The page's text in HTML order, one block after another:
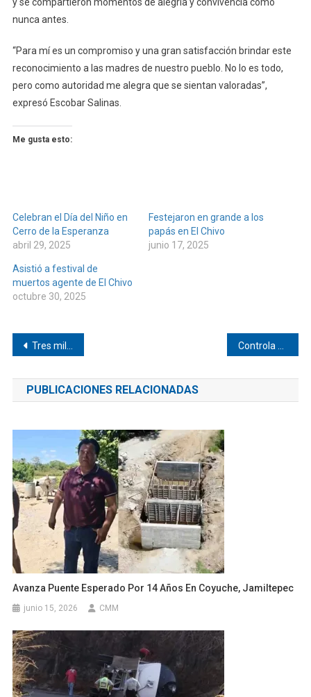
nunca antes.
“Para mí es un compromiso y una gran satisfacción brindar este
reconocimiento a las madres de nuestro pueblo. No lo es todo,
pero como autoridad me alegra que se sientan valoradas”,
expresó Escobar Salinas.
Me gusta esto:
Celebran el Día del Niño en
Cerro de la Esperanza
abril 29, 2025
Festejaron en grande a los
papás en El Chivo
junio 17, 2025
Asistió a festival de
muertos agente de El Chivo
octubre 30, 2025
Navegación
de
entradas
Tres mil madres fueron festejadas en Mechoacán
PUBLICACIONES RELACIONADAS
Avanza Puente Esperado Por 14 Años En Coyuche, Jamiltepec
junio 15, 2026 CMM